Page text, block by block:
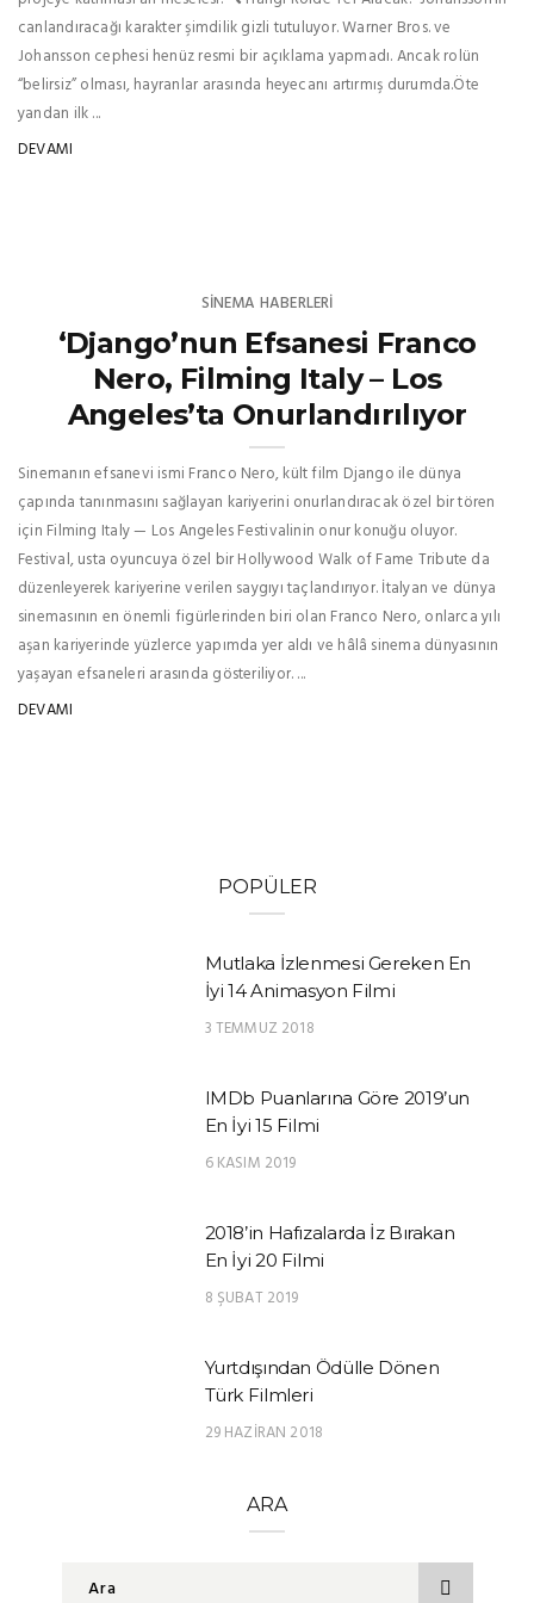
canlandıracağı karakter şimdilik gizli tutuluyor. Warner Bros. ve
Johansson cephesi henüz resmi bir açıklama yapmadı. Ancak rolün
“belirsiz” olması, hayranlar arasında heyecanı artırmış durumda.Öte
yandan ilk ...
DEVAMI
SINEMA HABERLERI
‘Django’nun Efsanesi Franco
Nero, Filming Italy – Los
Angeles’ta Onurlandırılıyor
Sinemanın efsanevi ismi Franco Nero, kült film Django ile dünya
çapında tanınmasını sağlayan kariyerini onurlandıracak özel bir tören
için Filming Italy — Los Angeles Festivalinin onur konuğu oluyor.
Festival, usta oyuncuya özel bir Hollywood Walk of Fame Tribute da
düzenleyerek kariyerine verilen saygıyı taçlandırıyor. İtalyan ve dünya
sinemasının en önemli figürlerinden biri olan Franco Nero, onlarca yılı
aşan kariyerinde yüzlerce yapımda yer aldı ve hâlâ sinema dünyasının
yaşayan efsaneleri arasında gösteriliyor. ...
DEVAMI
POPÜLER
Mutlaka İzlenmesi Gereken En
İyi 14 Animasyon Filmi
3 TEMMUZ 2018
IMDb Puanlarına Göre 2019’un
En İyi 15 Filmi
6 KASIM 2019
2018’in Hafızalarda İz Bırakan
En İyi 20 Filmi
8 ŞUBAT 2019
Yurtdışından Ödülle Dönen
Türk Filmleri
29 HAZIRAN 2018
ARA